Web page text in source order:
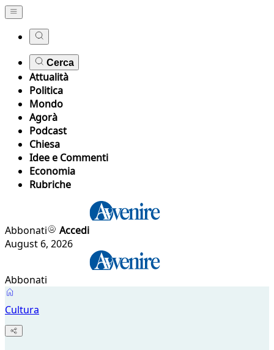
Cerca
Attualità
Politica
Mondo
Agorà
Podcast
Chiesa
Idee e Commenti
Economia
Rubriche
Abbonati
Accedi
August 6, 2026
Abbonati
Cultura